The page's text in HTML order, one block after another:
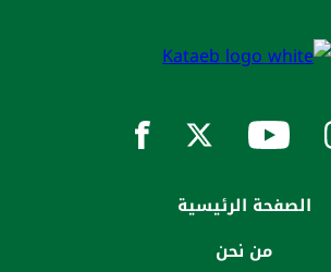
الصفحة الرئيسية
من نحن